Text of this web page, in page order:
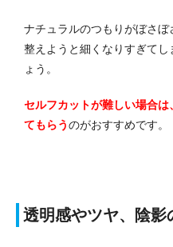
ナチュラルのつもりがぼさ
整えようと細くなりすぎて
ょう。
セルフカットが難しい場合は
てもらうのがおすすめです。
透明感やツヤ、陰影